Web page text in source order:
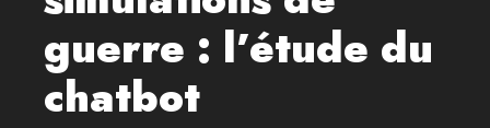
guerre : l’étude du
chatbot